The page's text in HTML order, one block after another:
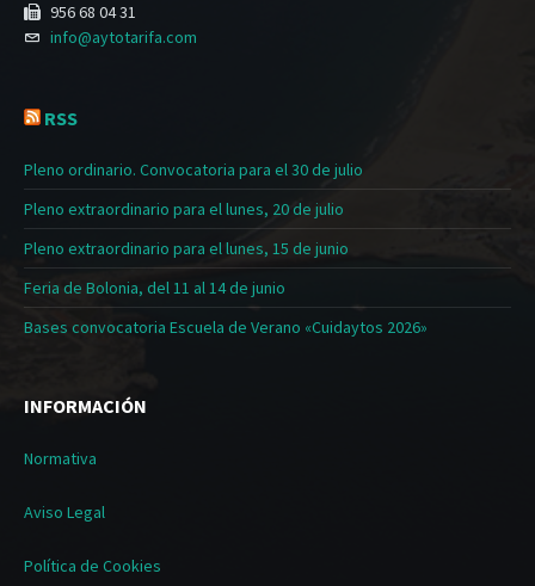
956 68 04 31
info@aytotarifa.com
RSS
Pleno ordinario. Convocatoria para el 30 de julio
Pleno extraordinario para el lunes, 20 de julio
Pleno extraordinario para el lunes, 15 de junio
Feria de Bolonia, del 11 al 14 de junio
Bases convocatoria Escuela de Verano «Cuidaytos 2026»
INFORMACIÓN
Normativa
Aviso Legal
Política de Cookies